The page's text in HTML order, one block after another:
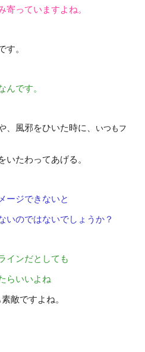
寄っていますよね。
す。
んです。
、風邪をひいた時に、
いつもフ
いたわってあげる。
ージできないと
いのではないでしょうか？
インだとしても
らいいよね
敵ですよね。